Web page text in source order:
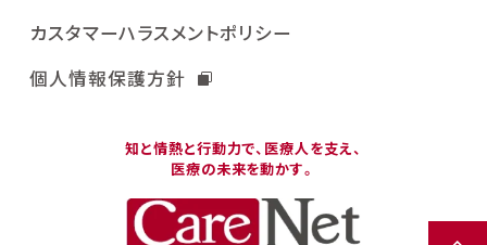
知と情熱と行動力で、医療人を支え、
医療の未来を動かす。
カスタマーハラスメントポリシー
個人情報保護方針